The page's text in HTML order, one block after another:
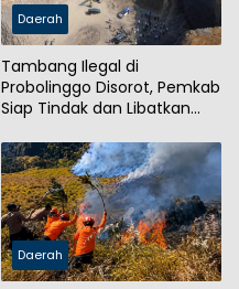
Daerah
Tambang Ilegal di
Probolinggo Disorot, Pemkab
Siap Tindak dan Libatkan
Daerah